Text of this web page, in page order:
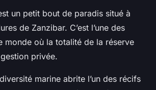
un petit bout de paradis situé à
de Zanzibar. C’est l’une des
monde où la totalité de la réserve
privée.
marine abrite l’un des récifs